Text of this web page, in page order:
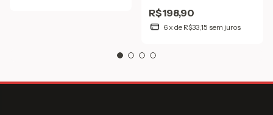
R$198,90
6x de R$33,15 sem juros